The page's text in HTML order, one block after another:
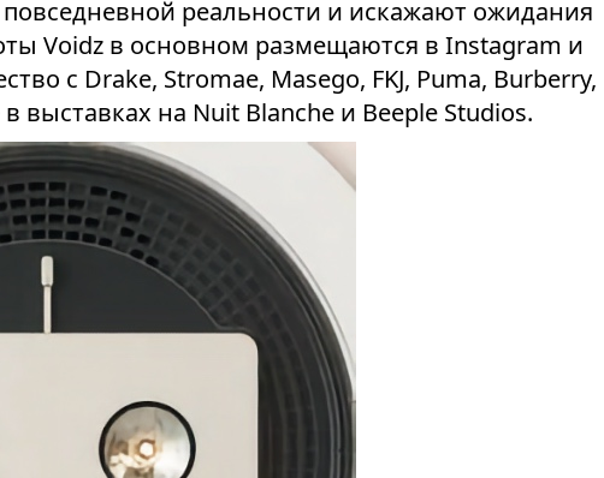
реальности и искажают ожидания
Voidz в основном размещаются в Instagram и
с Drake, Stromae, Masego, FKJ, Puma, Burberry,
выставках на Nuit Blanche и Beeple Studios.